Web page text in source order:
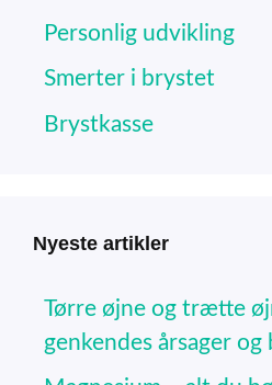
Personlig udvikling
Smerter i brystet
Brystkasse
Nyeste artikler
Tørre øjne og trætte
genkendes årsager og